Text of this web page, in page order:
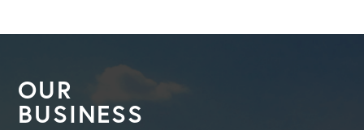
OUR
BUSINESS